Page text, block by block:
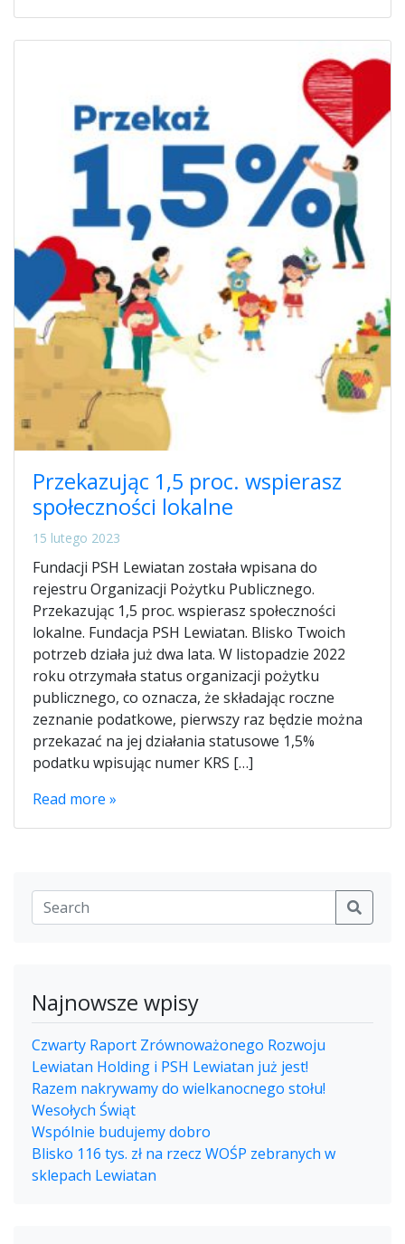
Przekazując 1,5 proc. wspierasz
społeczności lokalne
15 lutego 2023
Fundacji PSH Lewiatan została wpisana do
rejestru Organizacji Pożytku Publicznego.
Przekazując 1,5 proc. wspierasz społeczności
lokalne. Fundacja PSH Lewiatan. Blisko Twoich
potrzeb działa już dwa lata. W listopadzie 2022
roku otrzymała status organizacji pożytku
publicznego, co oznacza, że składając roczne
zeznanie podatkowe, pierwszy raz będzie można
przekazać na jej działania statusowe 1,5%
podatku wpisując numer KRS […]
Read more »
Najnowsze wpisy
Czwarty Raport Zrównoważonego Rozwoju
Lewiatan Holding i PSH Lewiatan już jest!
Razem nakrywamy do wielkanocnego stołu!
Wesołych Świąt
Wspólnie budujemy dobro
Blisko 116 tys. zł na rzecz WOŚP zebranych w
sklepach Lewiatan